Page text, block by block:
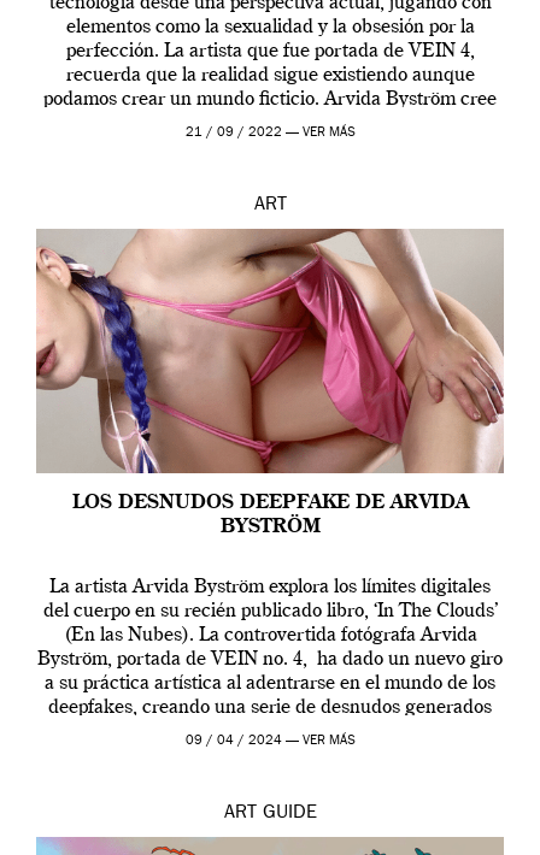
elementos como la sexualidad y la obsesión por la
perfección. La artista que fue portada de VEIN 4,
recuerda que la realidad sigue existiendo aunque
podamos crear un mundo ficticio. Arvida Byström cree
que los humanos tienen un complejo […]
21 / 09 / 2022 — VER MÁS
ART
LOS DESNUDOS DEEPFAKE DE ARVIDA
BYSTRÖM
La artista Arvida Byström explora los límites digitales
del cuerpo en su recién publicado libro, ‘In The Clouds’
(En las Nubes). La controvertida fotógrafa Arvida
Byström, portada de VEIN no. 4, ha dado un nuevo giro
a su práctica artística al adentrarse en el mundo de los
deepfakes, creando una serie de desnudos generados
por […]
09 / 04 / 2024 — VER MÁS
ART GUIDE